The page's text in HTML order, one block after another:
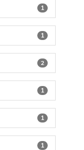
1
1
2
1
1
1